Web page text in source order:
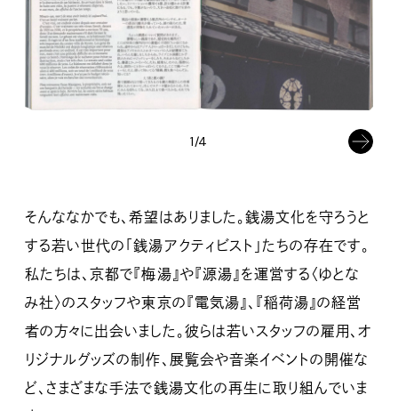
1/4
そんななかでも、希望はありました。銭湯文化を守ろうと
する若い世代の「銭湯アクティビスト」たちの存在です。
私たちは、京都で『梅湯』や『源湯』を運営する〈ゆとな
み社〉のスタッフや東京の『電気湯』、『稲荷湯』の経営
者の方々に出会いました。彼らは若いスタッフの雇用、オ
リジナルグッズの制作、展覧会や音楽イベントの開催な
ど、さまざまな手法で銭湯文化の再生に取り組んでいま